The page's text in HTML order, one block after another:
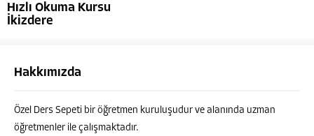
Hızlı Okuma Kursu
İkizdere
Hakkımızda
Özel Ders Sepeti bir öğretmen kuruluşudur ve alanında uzman
öğretmenler ile çalışmaktadır.